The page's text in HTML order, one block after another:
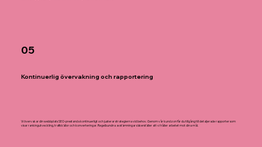
05
Kontinuerlig övervakning och rapportering
Vi övervakar din webbplats SEO-prestanda kontinuerligt och justerar strategierna vid behov. Genom vår kundzon får du tillgång till detaljerade rapporter som
visar rankingutveckling, trafikkällor och konverteringar. Regelbundna avstämningar säkerställer att vi håller arbetet mot dina mål.